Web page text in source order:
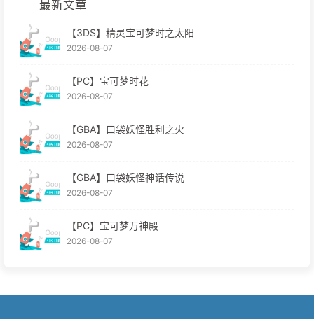
最新文章
【3DS】精灵宝可梦时之太阳
2026-08-07
【PC】宝可梦时花
2026-08-07
【GBA】口袋妖怪胜利之火
2026-08-07
【GBA】口袋妖怪神话传说
2026-08-07
【PC】宝可梦万神殿
2026-08-07